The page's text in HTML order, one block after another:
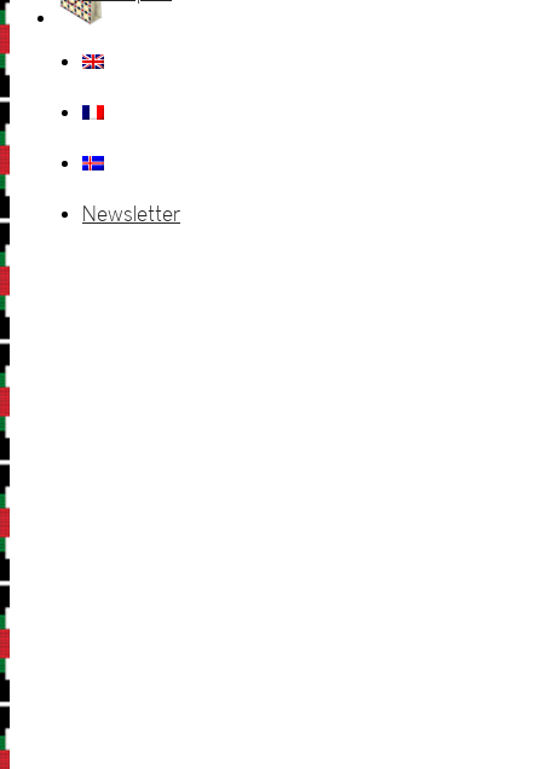
Newsletter